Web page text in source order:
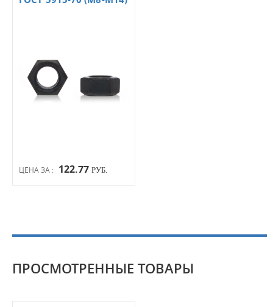
ЦЕНА ЗА : 122.77 РУБ.
ПРОСМОТРЕННЫЕ ТОВАРЫ